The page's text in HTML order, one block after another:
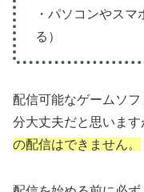
・パソコンやス
る）
配信可能なゲームソ
分大丈夫だと思います
の配信はできません。